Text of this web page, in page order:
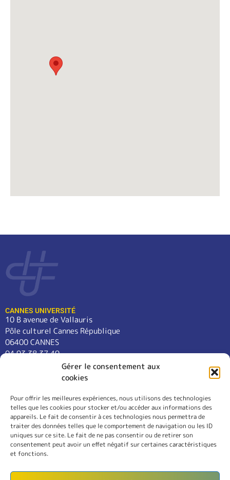
Gérer le consentement aux
cookies
Pour offrir les meilleures expériences, nous utilisons des technologies
telles que les cookies pour stocker et/ou accéder aux informations des
appareils. Le fait de consentir à ces technologies nous permettra de
traiter des données telles que le comportement de navigation ou les ID
uniques sur ce site. Le fait de ne pas consentir ou de retirer son
consentement peut avoir un effet négatif sur certaines caractéristiques
et fonctions.
CANNES UNIVERSITÉ
10 B avenue de Vallauris
Pôle culturel Cannes République
06400 CANNES
04 93 38 37 49
contact@cannes-universite.fr
COURS
LANGUES
CONFÉRENCES
SORTIES
L’ASSOCIATION